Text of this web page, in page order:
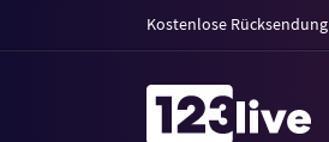
Kostenlose Rücksendung